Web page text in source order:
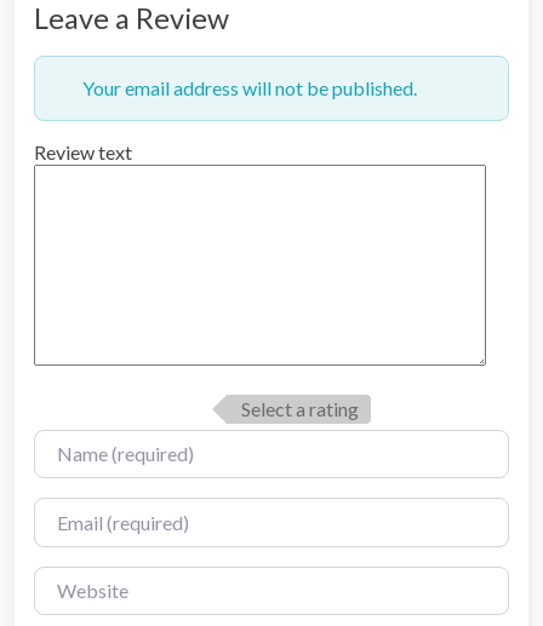
Leave a Review
Your email address will not be published.
Review text
Select a rating
Name
Email
Website